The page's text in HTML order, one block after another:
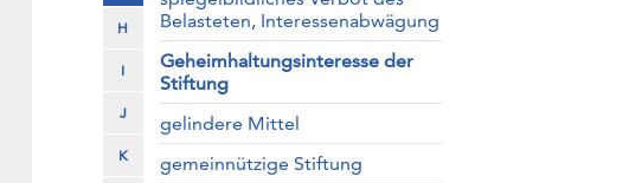
H
I
J
K
Belasteten, Interessenabwägung
Geheimhaltungsinteresse der
Stiftung
gelindere Mittel
gemeinnützige Stiftung